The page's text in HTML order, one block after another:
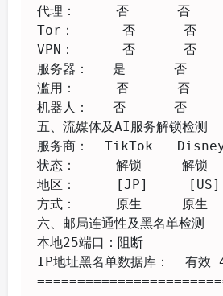
代理：     否      否
Tor：      否      否
VPN：      否
服务器：   是
滥用：     否      否
机器人：   否
五、流媒体及AI服务解锁检测
服务商：  TikTok
状态：     解锁     解
地区：     [JP]
方式：     原生
六、邮局连通性及黑名单检测
本地25端口：阻断
IP地址黑名单数据库：